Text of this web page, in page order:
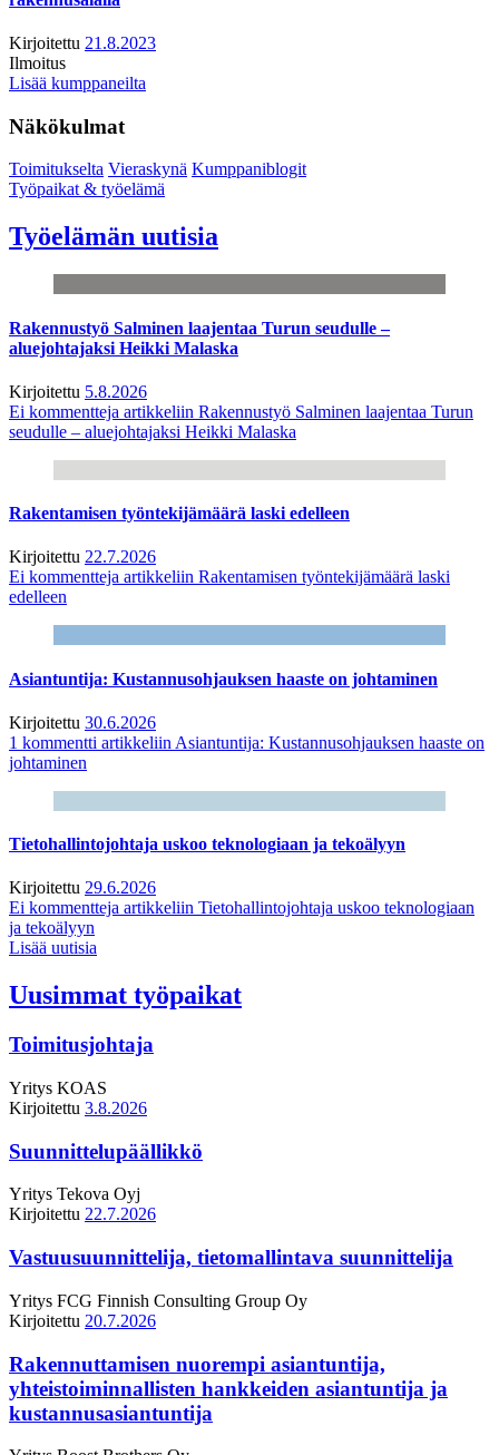
Kirjoitettu 21.8.2023
Ilmoitus
Lisää kumppaneilta
Näkökulmat
Toimitukselta Vieraskynä Kumppaniblogit
Työpaikat & työelämä
Työelämän uutisia
Rakennustyö Salminen laajentaa Turun seudulle –
aluejohtajaksi Heikki Malaska
Kirjoitettu 5.8.2026
Ei kommentteja artikkeliin Rakennustyö Salminen laajentaa Turun
seudulle – aluejohtajaksi Heikki Malaska
Rakentamisen työntekijämäärä laski edelleen
Kirjoitettu 22.7.2026
Ei kommentteja artikkeliin Rakentamisen työntekijämäärä laski
edelleen
Asiantuntija: Kustannusohjauksen haaste on johtaminen
Kirjoitettu 30.6.2026
1 kommentti artikkeliin Asiantuntija: Kustannusohjauksen haaste on
johtaminen
Tietohallintojohtaja uskoo teknologiaan ja tekoälyyn
Kirjoitettu 29.6.2026
Ei kommentteja artikkeliin Tietohallintojohtaja uskoo teknologiaan
ja tekoälyyn
Lisää uutisia
Uusimmat työpaikat
Toimitusjohtaja
Yritys KOAS
Kirjoitettu 3.8.2026
Suunnittelupäällikkö
Yritys Tekova Oyj
Kirjoitettu 22.7.2026
Vastuusuunnittelija, tietomallintava suunnittelija
Yritys FCG Finnish Consulting Group Oy
Kirjoitettu 20.7.2026
Rakennuttamisen nuorempi asiantuntija,
yhteistoiminnallisten hankkeiden asiantuntija ja
kustannusasiantuntija